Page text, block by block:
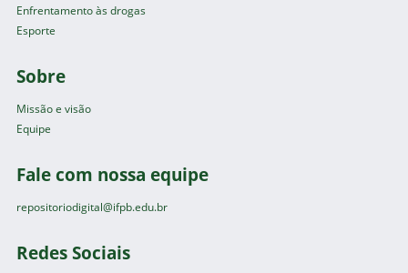
Enfrentamento às drogas
Esporte
Sobre
Missão e visão
Equipe
Fale com nossa equipe
repositoriodigital@ifpb.edu.br
Redes Sociais